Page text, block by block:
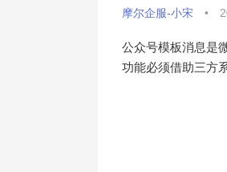
摩尔企服-小宋 •
公众号模板消息是
功能必须借助三方